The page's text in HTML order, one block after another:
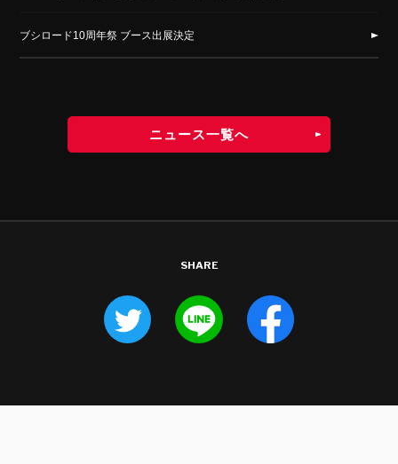
ブシロード10周年祭 ブース出展決定
ニュース一覧へ
SHARE